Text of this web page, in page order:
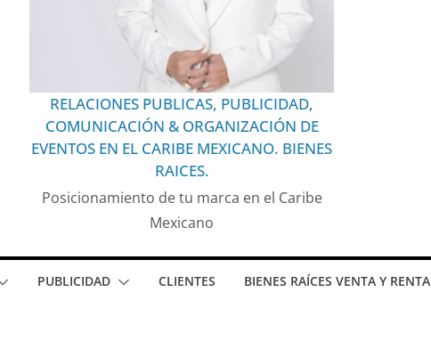
RELACIONES PUBLICAS, PUBLICIDAD,
COMUNICACIÓN & ORGANIZACIÓN DE
EVENTOS EN EL CARIBE MEXICANO. BIENES
RAICES.
Posicionamiento de tu marca en el Caribe
Mexicano
PUBLICIDAD CLIENTES BIENES RAÍCES VENTA Y RENTA